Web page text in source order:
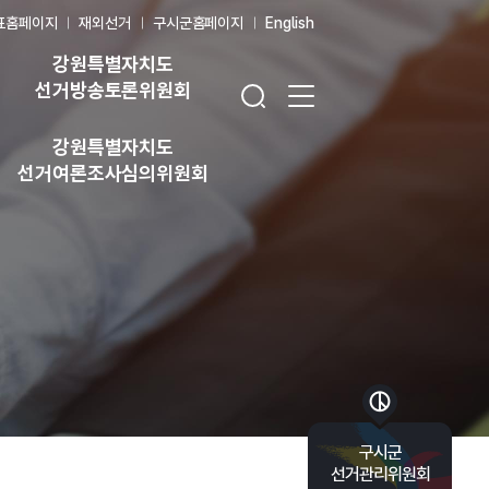
홈페이지 재외선거 구시군홈페이지 English
강원특별자치도
선거방송토론위원회
강원특별자치도
선거여론조사심의위원회
구시군
선거관리위원회
바로가기 목록 열기